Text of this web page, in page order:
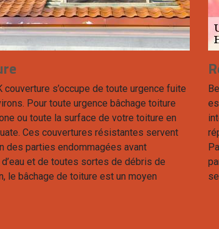
s’occupe de toute urgence fuite
Pour toute urgence bâchage toiture
ou toute la surface de votre toiture en
Ces couvertures résistantes servent
des parties endommagées avant
et de toutes sortes de débris de
le bâchage de toiture est un moyen